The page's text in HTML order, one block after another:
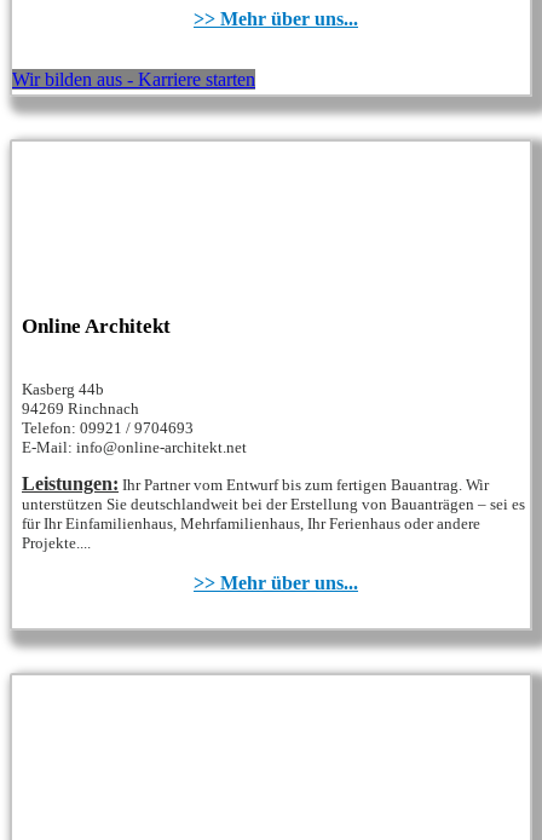
>> Mehr über uns...
Wir bilden aus - Karriere starten
Online Architekt
Kasberg 44b
94269 Rinchnach
Telefon: 09921 / 9704693
E-Mail: info@online-architekt.net
Leistungen: Ihr Partner vom Entwurf bis zum fertigen Bauantrag. Wir
unterstützen Sie deutschlandweit bei der Erstellung von Bauanträgen – sei es
für Ihr Einfamilienhaus, Mehrfamilienhaus, Ihr Ferienhaus oder andere
Projekte....
>> Mehr über uns...